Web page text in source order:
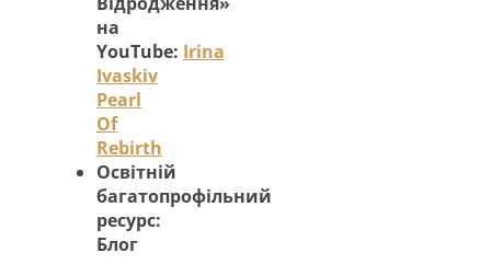
на
YouTube: Irina
Ivaskiv
Pearl
Of
Rebirth
Освітній
багатопрофільний
ресурс:
Блог